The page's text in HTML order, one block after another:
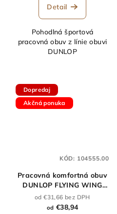
Detail
Pohodlná športová
pracovná obuv z línie obuvi
DUNLOP
Dopredaj
Akčná ponuka
Pracovná komfortná obuv
DUNLOP FLYING WING
VERDE O2 zelená
od €31,66 bez DPH
od €38,94
KÓD: 104555.00